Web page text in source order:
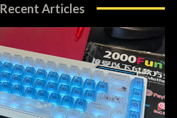
Recent Articles